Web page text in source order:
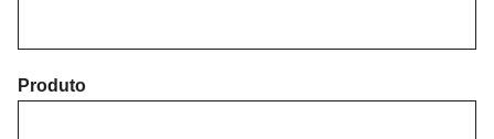
t
Produto